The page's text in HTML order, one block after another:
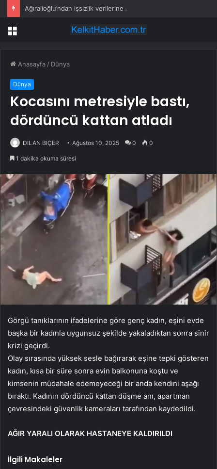
Menü
Anasayfa / Dünya
Dünya
Kocasını metresiyle bastı,
dördüncü kattan atladı
DİLAN BİÇER Ağustos 10, 2025 0 0
1 dakika okuma süresi
Görgü tanıklarının ifadelerine göre genç kadın, eşini evde
başka bir kadınla uygunsuz şekilde yakaladıktan sonra sinir
krizi geçirdi.
Olay sırasında yüksek sesle bağırarak eşine tepki gösteren
kadın, kısa bir süre sonra evin balkonuna koştu ve
kimsenin müdahale edemeyeceği bir anda kendini aşağı
bıraktı. Kadının dördüncü kattan düşme anı, apartman
çevresindeki güvenlik kameraları tarafından kaydedildi.
AĞIR YARALI OLARAK HASTANEYE KALDIRILDI
İlgili Makaleler